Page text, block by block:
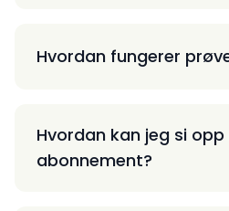
Hvordan fungerer
Hvordan kan jeg si
abonnement?